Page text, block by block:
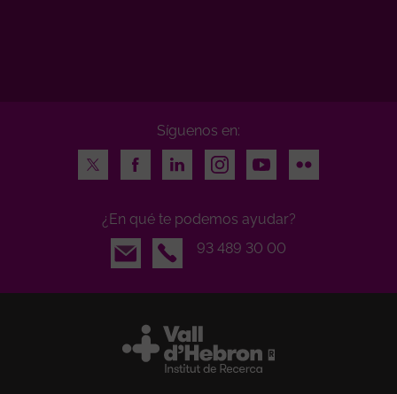
Síguenos en:
Twitter
FacebookLinkedInInstagramYoutubeFlickr
¿En qué te podemos ayudar?
Email
93 489 30 00